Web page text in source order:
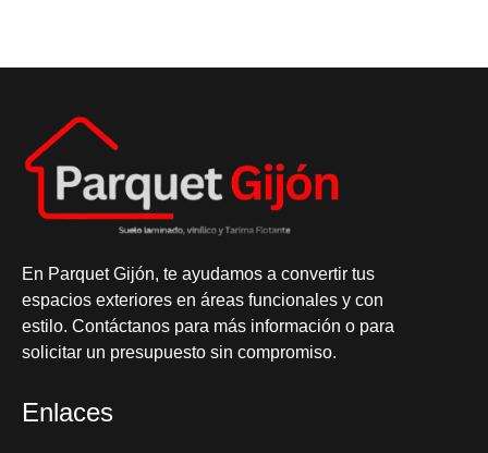
En Parquet Gijón, te ayudamos a convertir tus
espacios exteriores en áreas funcionales y con
estilo. Contáctanos para más información o para
solicitar un presupuesto sin compromiso.
Enlaces